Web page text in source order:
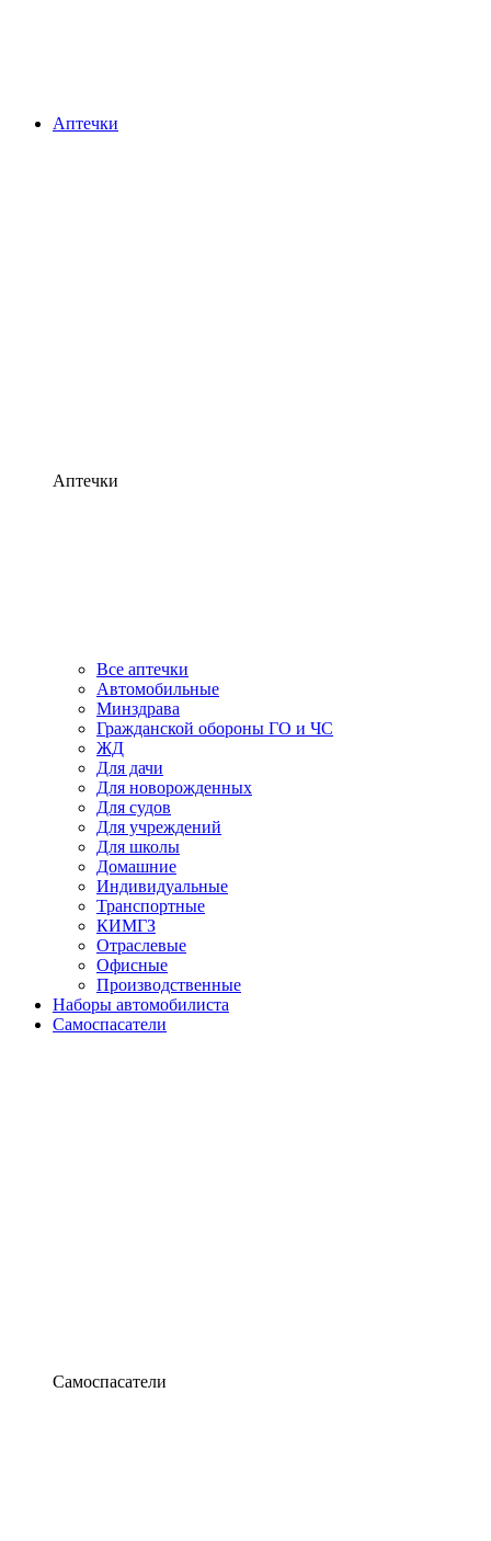
Аптечки
Аптечки
Все аптечки
Автомобильные
Минздрава
Гражданской обороны ГО и ЧС
ЖД
Для дачи
Для новорожденных
Для судов
Для учреждений
Для школы
Домашние
Индивидуальные
Транспортные
КИМГЗ
Отраслевые
Офисные
Производственные
Наборы автомобилиста
Самоспасатели
Самоспасатели